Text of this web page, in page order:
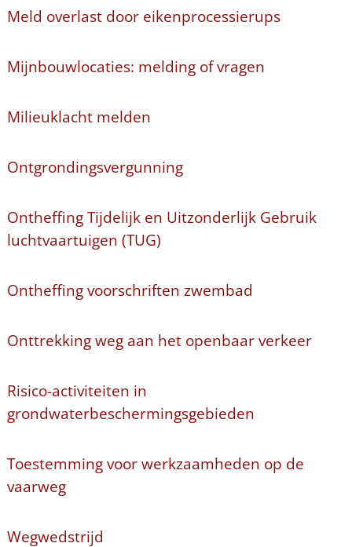
Meld overlast door eikenprocessierups
Mijnbouwlocaties: melding of vragen
Milieuklacht melden
Ontgrondingsvergunning
Ontheffing Tijdelijk en Uitzonderlijk Gebruik
luchtvaartuigen (TUG)
Ontheffing voorschriften zwembad
Onttrekking weg aan het openbaar verkeer
Risico-activiteiten in
grondwaterbeschermingsgebieden
Toestemming voor werkzaamheden op de
vaarweg
Wegwedstrijd